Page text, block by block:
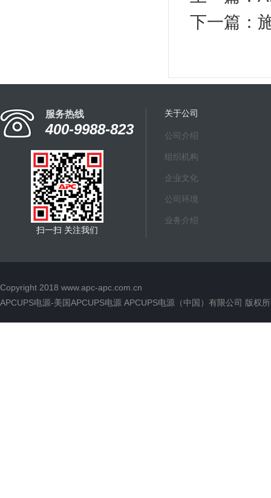
下一篇：
服务热线
400-9988-823
扫一扫 关注我们
关于公司
公司介绍
组织机构
企业文化
公司环境
业务介绍
Copyright 2018 www.apc-apc.com.cn
APCUPS电源-美国APCUPS电源 APCUPS电源（中国）有限公司 版权